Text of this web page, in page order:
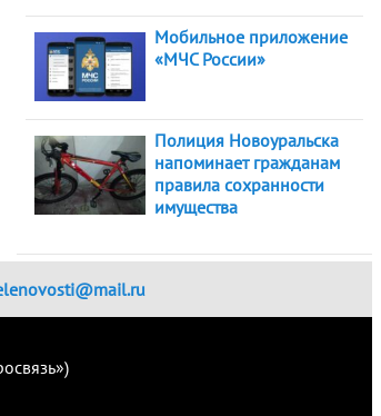
Мобильное приложение
«МЧС России»
Полиция Новоуральска
напоминает гражданам
правила сохранности
имущества